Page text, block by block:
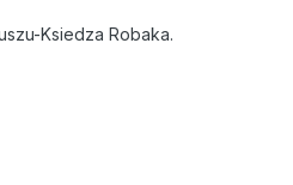
Ksiedza Robaka.